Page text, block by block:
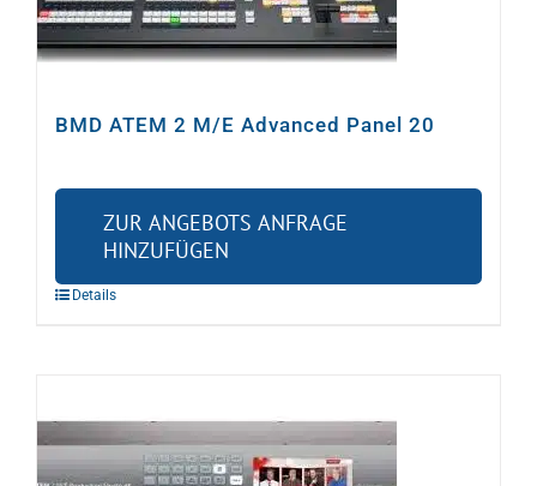
Video
Licht
Sonstiges
BMD ATEM 2 M/E Advanced Panel 20
ZUR ANGEBOTS ANFRAGE
HINZUFÜGEN
Details